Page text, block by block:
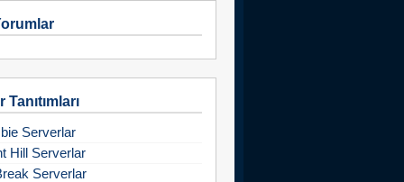
Tanıtımları
Serverlar
Hill Serverlar
Serverlar